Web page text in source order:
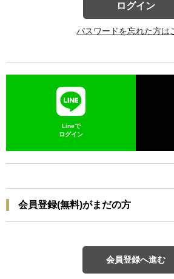
ログイン
パスワードを忘れた方は
Lineで
ログイン
会員登録(無料)がまだの方
会員登録へ進む